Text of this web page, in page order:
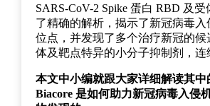
SARS-CoV-2 Spike 蛋白 RBD 及受
了精确的解析，揭示了新冠病毒入
位点，并发现了多个治疗新冠的候
体及靶点特异的小分子抑制剂，连
本文中小编就跟大家详细解读其
Biacore 是如何助力新冠病毒入侵